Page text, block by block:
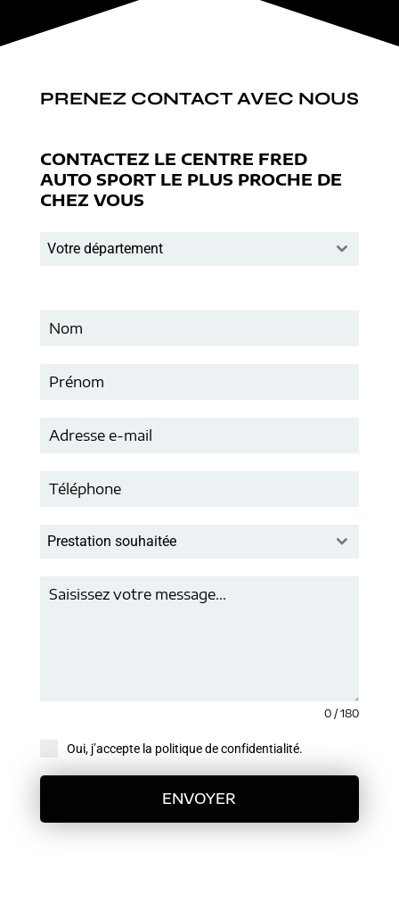
PRENEZ CONTACT AVEC NOUS
CONTACTEZ LE CENTRE FRED
AUTO SPORT LE PLUS PROCHE DE
CHEZ VOUS
Votre département
Prestation souhaitée
0 / 180
Oui, j’accepte la politique de confidentialité.
ENVOYER